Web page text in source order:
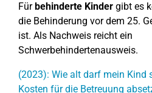
Fürbehinderte Kinder gibt es
die Behinderung vor dem 25.
ist. Als Nachweis reicht ein
Schwerbehindertenausweis.
(2023): Wie alt darf mein Kind
Kosten für die Betreuung